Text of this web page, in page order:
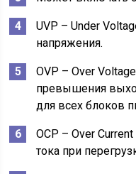
UVP – Under
напряжения.
OVP – Over
превышения
для всех блоков
OCP – Over
тока при